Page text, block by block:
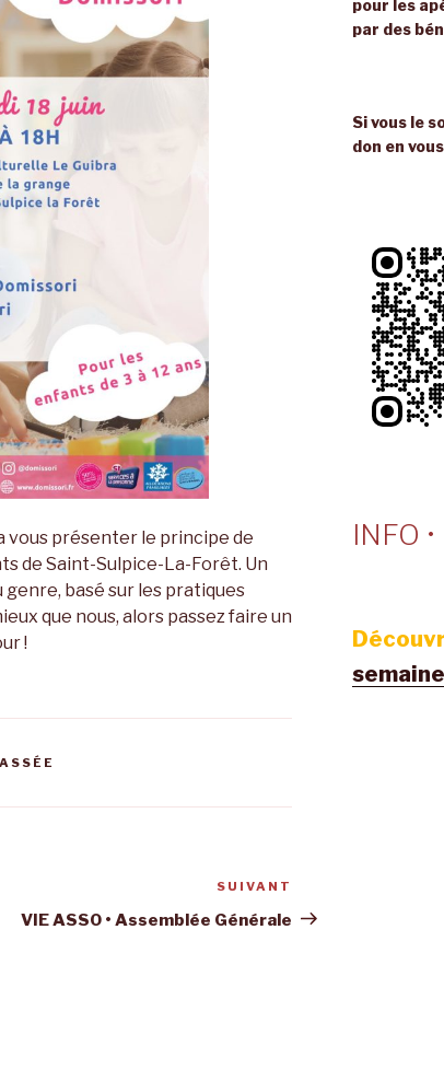
vous présenter le principe de
de Saint-Sulpice-La-Forêt. Un
genre, basé sur les pratiques
que nous, alors passez faire un
!
suivant
SUIVANT
VIE ASSO • Assemblée Générale
pour les
par des
Si vous le
don en
INFO
semaine